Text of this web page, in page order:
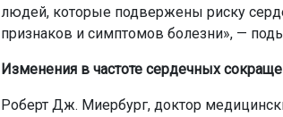
людей, которые подвержены риску
признаков и симптомов болезни», —
Изменения в частоте сердечных
Роберт Дж. Миербург, доктор